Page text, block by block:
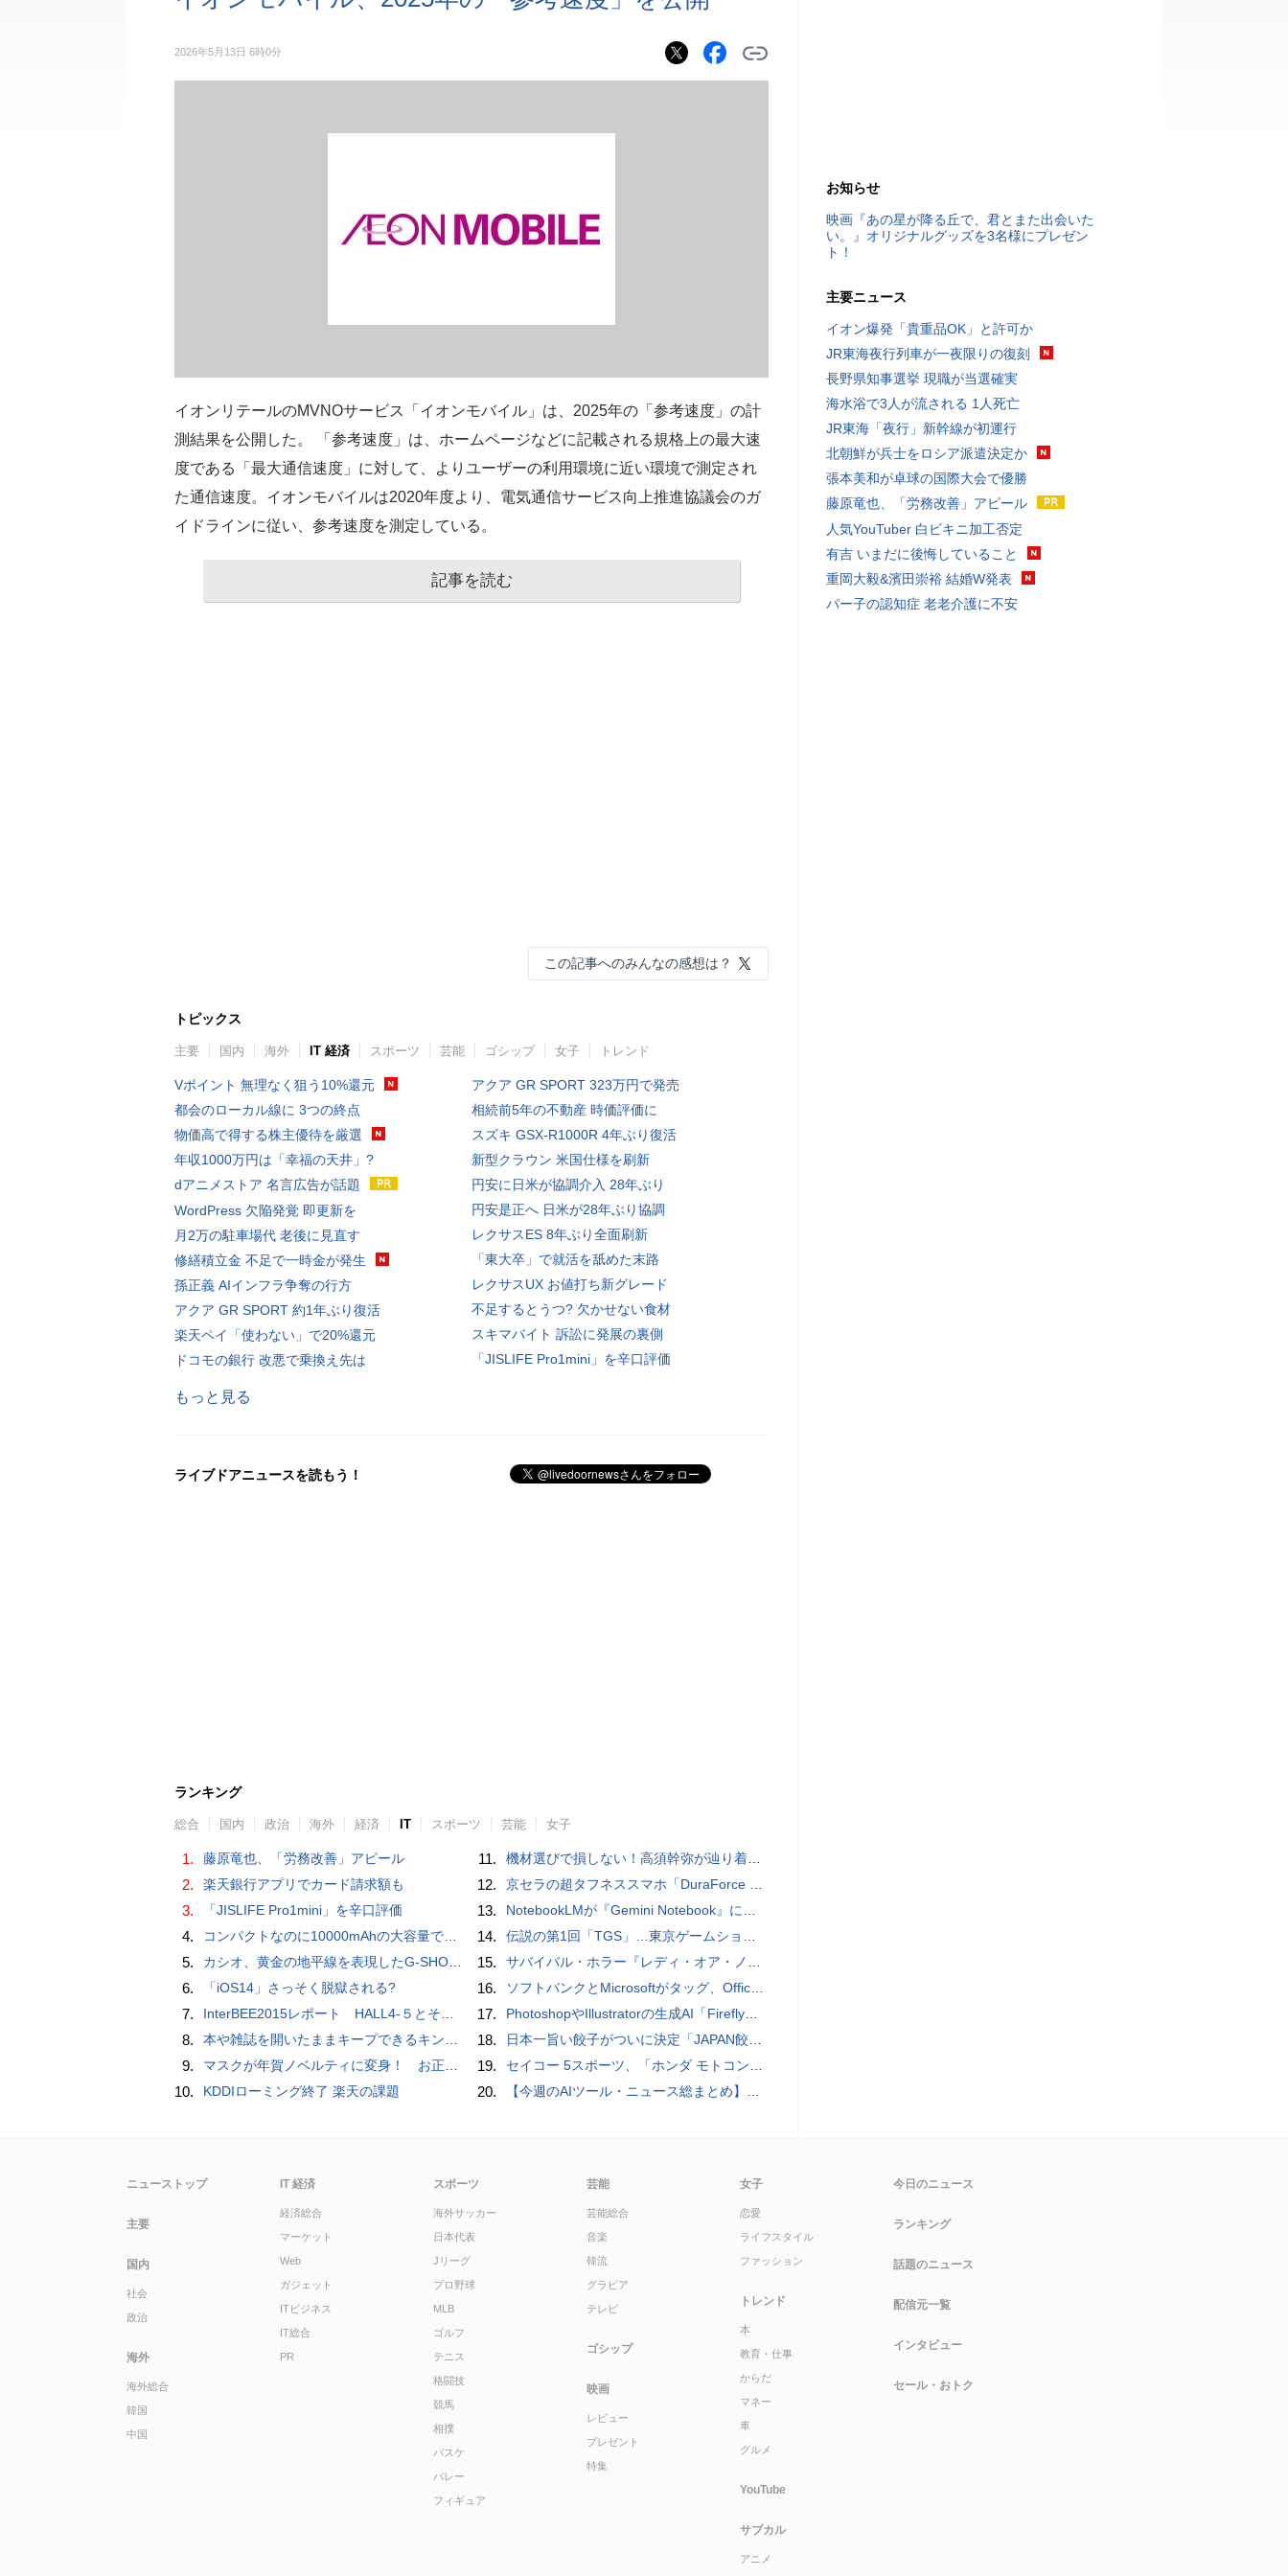
2026年5月13日 6時0分
イオンリテールのMVNOサービス「イオンモバイル」は、2025年の「参考速度」の計
測結果を公開した。 「参考速度」は、ホームページなどに記載される規格上の最大速
度である「最大通信速度」に対して、よりユーザーの利用環境に近い環境で測定され
た通信速度。イオンモバイルは2020年度より、電気通信サービス向上推進協議会のガ
イドラインに従い、参考速度を測定している。
記事を読む
この記事へのみんなの感想は？
トピックス
主要 国内 海外 IT 経済 スポーツ 芸能 ゴシップ 女子 トレンド
Vポイント 無理なく狙う10%還元
都会のローカル線に 3つの終点
物価高で得する株主優待を厳選
年収1000万円は「幸福の天井」?
dアニメストア 名言広告が話題
WordPress 欠陥発覚 即更新を
月2万の駐車場代 老後に見直す
修繕積立金 不足で一時金が発生
孫正義 AIインフラ争奪の行方
アクア GR SPORT 約1年ぶり復活
楽天ペイ「使わない」で20%還元
ドコモの銀行 改悪で乗換え先は
アクア GR SPORT 323万円で発売
相続前5年の不動産 時価評価に
スズキ GSX-R1000R 4年ぶり復活
新型クラウン 米国仕様を刷新
円安に日米が協調介入 28年ぶり
円安是正へ 日米が28年ぶり協調
レクサスES 8年ぶり全面刷新
「東大卒」で就活を舐めた末路
レクサスUX お値打ち新グレード
不足するとうつ? 欠かせない食材
スキマバイト 訴訟に発展の裏側
「JISLIFE Pro1mini」を辛口評価
もっと見る
ライブドアニュースを読もう！
ランキング
総合 国内 政治 海外 経済 IT スポーツ 芸能 女子
1. 藤原竜也、「労務改善」アピール
2. 楽天銀行アプリでカード請求額も
3. 「JISLIFE Pro1mini」を辛口評価
4. コンパクトなのに10000mAhの大容量で最大3台のデバイスを同時充電できる半固体モバイルバッテリー「SMARTCOBY Pro SLIM SS」レビュー
5. カシオ、黄金の地平線を表現したG-SHOCK「MASTER IN HORIZON GOLD」3モデル
6. 「iOS14」さっそく脱獄される?
7. InterBEE2015レポート HALL4-５とその他
8. 本や雑誌を開いたままキープできるキングジムのブッククリップ「ツイップ」レビュー、 伸縮してA6～B5判に対応
9. マスクが年賀ノベルティに変身！ お正月特別パッケージの注文受付開始
10. KDDIローミング終了 楽天の課題
11. 機材選びで損しない！高須幹弥が辿り着いた「大当り」の神マイクとは
12. 京セラの超タフネススマホ「DuraForce PRO 2」はアクションカムとしても優秀
13. NotebookLMが『Gemini Notebook』に大リニューアル！自らコードを書いてデータ分析もできる、Gemini連携＆全機能を完全解説！
14. 伝説の第1回「TGS」…東京ゲームショウ&#039;96と、当時のベストゲーム10本：レトロゲーム浪漫街道
15. サバイバル・ホラー『レディ・オア・ノット 2』の新本編映像、【バスタイム編】が公開
16. ソフトバンクとMicrosoftがタッグ、Officeツール「Teams」に03電話を統合
17. PhotoshopやIllustratorの生成AI「Firefly」がクレジット制を導入し有料プランでも画像生成枚数が制限されるように
18. 日本一旨い餃子がついに決定「JAPAN餃子大賞2026」授賞式 / コードレスでどこでも使える、電動エアダスター【まとめ記事】
19. セイコー 5スポーツ、「ホンダ モトコンポ」とのコラボレーション限定モデル / スタミナ満点の「鉄板ワイルドからテキ定食」【まとめ記事】
20. 【今週のAIツール・ニュース総まとめ】ChatGPT GPT-5.6の大規模アップデート、Claude Codeの最新機能、GoogleのAI部門が過去最大級の組織再編など
お知らせ
映画『あの星が降る丘で、君とまた出会いた
い。』オリジナルグッズを3名様にプレゼン
ト！
主要ニュース
イオン爆発「貴重品OK」と許可か
JR東海夜行列車が一夜限りの復刻
長野県知事選挙 現職が当選確実
海水浴で3人が流される 1人死亡
JR東海「夜行」新幹線が初運行
北朝鮮が兵士をロシア派遣決定か
張本美和が卓球の国際大会で優勝
藤原竜也、「労務改善」アピール
人気YouTuber 白ビキニ加工否定
有吉 いまだに後悔していること
重岡大毅&濱田崇裕 結婚W発表
パー子の認知症 老老介護に不安
ニューストップ
主要
国内
社会
政治
海外
海外総合
韓国
中国
IT 経済
経済総合
マーケット
Web
ガジェット
ITビジネス
IT総合
PR
スポーツ
海外サッカー
日本代表
Jリーグ
プロ野球
MLB
ゴルフ
テニス
格闘技
競馬
相撲
バスケ
バレー
フィギュア
芸能
芸能総合
音楽
韓流
グラビア
テレビ
ゴシップ
映画
レビュー
プレゼント
特集
女子
恋愛
ライフスタイル
ファッション
トレンド
本
教育・仕事
からだ
マネー
車
グルメ
YouTube
サブカル
アニメ
今日のニュース
ランキング
話題のニュース
配信元一覧
インタビュー
セール・おトク